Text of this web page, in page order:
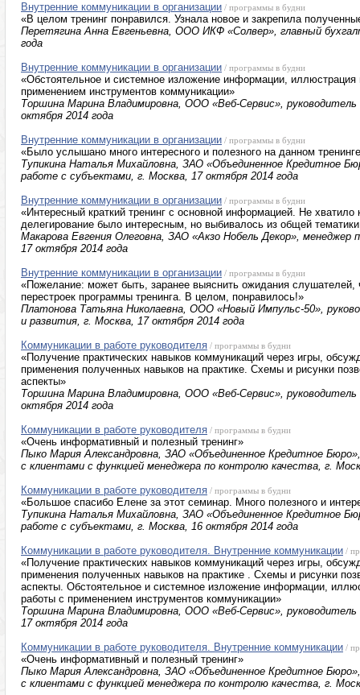
Внутренние коммуникации в организации / программы в будни
«В целом тренинг понравился. Узнала новое и закрепила
Перетягина Анна Евгеньевна, ООО ИКФ «Солвер», главный
года
Внутренние коммуникации в организации / программы в будни
«Обстоятельное и системное изложение информации,
применением инструментов коммуникации»
Торшина Марина Владимировна, ООО «Веб-Сервис», руководитель
октября 2014 года
Внутренние коммуникации в организации / программы в будни
«Было услышано много интересного и полезного на данном
Тупикина Наталья Михайловна, ЗАО «Объединенное Кредитное
работе с субъектами, г. Москва, 17 октября 2014 года
Внутренние коммуникации в организации / программы в будни
«Интересный краткий тренинг с основной информацией. Не хватило
делегирование было интересным, но выбивалось из общей
Макарова Евгения Олеговна, ЗАО «Акзо Нобель Декор», менеджер
17 октября 2014 года
Внутренние коммуникации в организации / программы в будни
«Пожелание: может быть, заранее выяснить ожидания
перестроек программы тренинга. В целом, понравилось!»
Платонова Татьяна Николаевна, ООО «Новый Импульс-50»,
и развития, г. Москва, 17 октября 2014 года
Коммуникации в работе руководителя / программы в будни
«Получение практических навыков коммуникаций через игры,
применения полученных навыков на практике. Схемы и рисунки
аспекты»
Торшина Марина Владимировна, ООО «Веб-Сервис», руководитель
октября 2014 года
Коммуникации в работе руководителя / программы в будни
«Очень информативный и полезный тренинг»
Пыко Мария Александровна, ЗАО «Объединенное Кредитное
с клиентами с функцией менеджера по контролю качества, г.
Коммуникации в работе руководителя / программы в будни
«Большое спасибо Елене за этот семинар. Много полезного и
Тупикина Наталья Михайловна, ЗАО «Объединенное Кредитное
работе с субъектами, г. Москва, 16 октября 2014 года
Коммуникации в работе руководителя. Внутренние коммуникации /
«Получение практических навыков коммуникаций через игры,
применения полученных навыков на практике . Схемы и рисунки
аспекты. Обстоятельное и системное изложение информации,
работы с применением инструментов коммуникации»
Торшина Марина Владимировна, ООО «Веб-Сервис», руководитель
17 октября 2014 года
Коммуникации в работе руководителя. Внутренние коммуникации /
«Очень информативный и полезный тренинг»
Пыко Мария Александровна, ЗАО «Объединенное Кредитное
с клиентами с функцией менеджера по контролю качества, г.